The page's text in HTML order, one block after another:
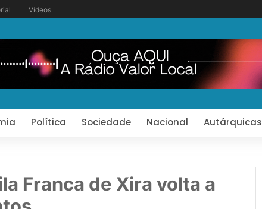
Vídeos
Política Sociedade Nacional Autárquicas
Franca de Xira volta a